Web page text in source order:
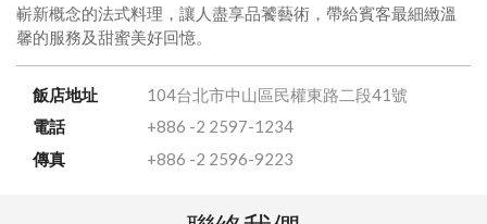
嶄新概念的法式料理，讓人盡享品饕藝術，帶給賓客最細緻溫
馨的服務及甜蜜美好回憶。
飯店地址
104台北市中山區民權東路二段41號
電話
+886 -2 2597-1234
傳真
+886 -2 2596-9223